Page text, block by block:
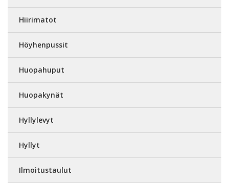
Hiirimatot
Höyhenpussit
Huopahuput
Huopakynät
Hyllylevyt
Hyllyt
Ilmoitustaulut